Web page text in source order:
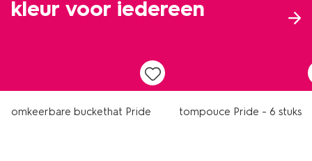
kleur voor iedereen
omkeerbare buckethat Pride tompouce Pride - 6 stuks